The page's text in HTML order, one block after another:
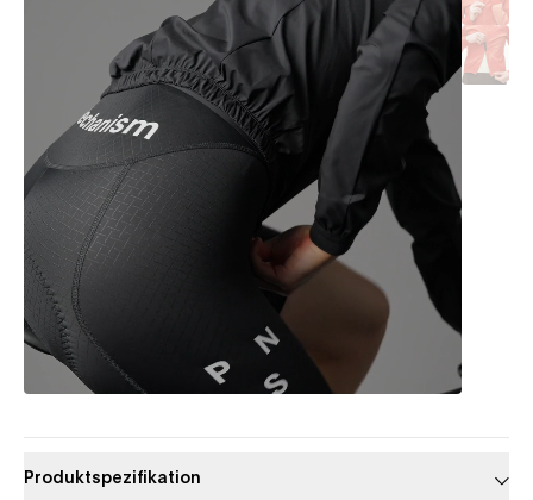
Produktspezifikation